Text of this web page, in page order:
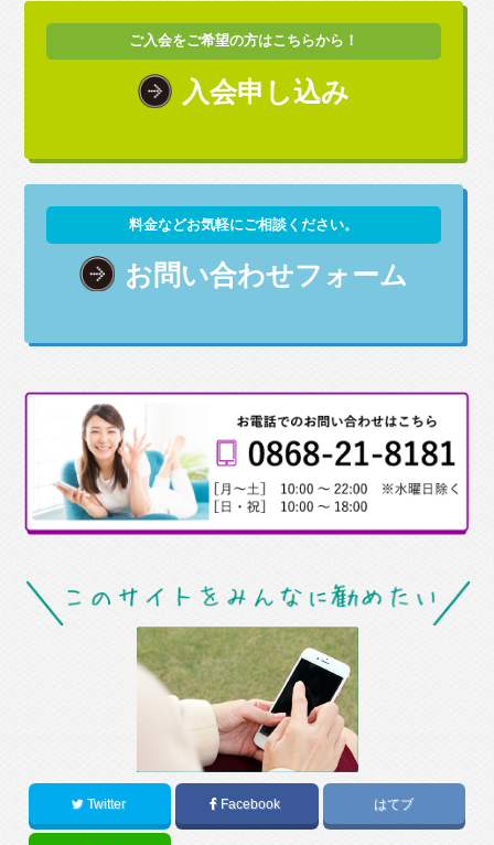
ご入会をご希望の方はこちらから！
入会申し込み
料金などお気軽にご相談ください。
お問い合わせフォーム
Twitter Facebook はてブ